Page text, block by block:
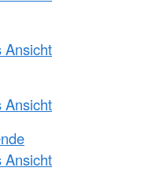
Ansicht
Ansicht
Ansicht